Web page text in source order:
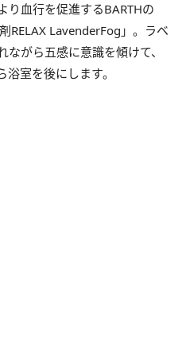
り血行を促進するBARTHの
RELAX LavenderFog」。ラベ
がら五感に意識を傾けて、
室を後にします。